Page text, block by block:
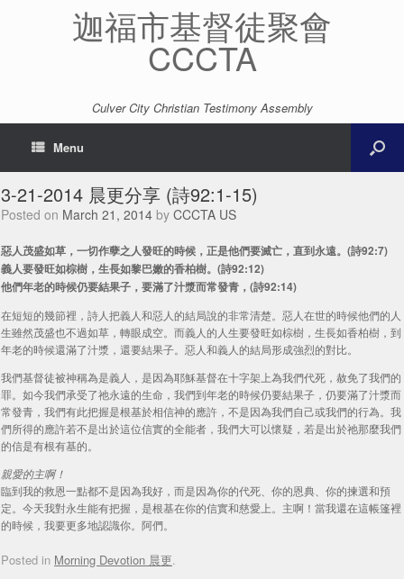
迦福市基督徒聚會
CCCTA
Culver City Christian Testimony Assembly
Menu
3-21-2014 晨更分享 (詩92:1-15)
Posted on March 21, 2014 by CCCTA US
惡人茂盛如草，一切作孽之人發旺的時候，正是他們要滅亡，直到永遠。(詩92:7)
義人要發旺如棕樹，生長如黎巴嫩的香柏樹。(詩92:12)
他們年老的時候仍要結果子，要滿了汁漿而常發青，(詩92:14)
在短短的幾節裡，詩人把義人和惡人的結局說的非常清楚。惡人在世的時候他們的人
生雖然茂盛也不過如草，轉眼成空。而義人的人生要發旺如棕樹，生長如香柏樹，到
年老的時候還滿了汁漿，還要結果子。惡人和義人的結局形成強烈的對比。
我們基督徒被神稱為是義人，是因為耶穌基督在十字架上為我們代死，赦免了我們的
罪。如今我們承受了祂永遠的生命，我們到年老的時候仍要結果子，仍要滿了汁漿而
常發青，我們有此把握是根基於相信神的應許，不是因為我們自己或我們的行為。我
們所得的應許若不是出於這位信實的全能者，我們大可以懷疑，若是出於祂那麼我們
的信是有根有基的。
親愛的主啊！
臨到我的救恩一點都不是因為我好，而是因為你的代死、你的恩典、你的揀選和預
定。今天我對永生能有把握，是根基在你的信實和慈愛上。主啊！當我還在這帳篷裡
的時候，我要更多地認識你。阿們。
Posted in Morning Devotion 晨更.